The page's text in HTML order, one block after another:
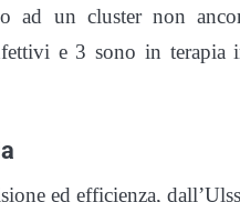
ad un cluster non
e 3 sono in terapia
ed efficienza,